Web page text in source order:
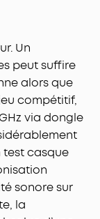
Un
peut suffire
alors que
compétitif,
via dongle
test casque
sonore sur
la